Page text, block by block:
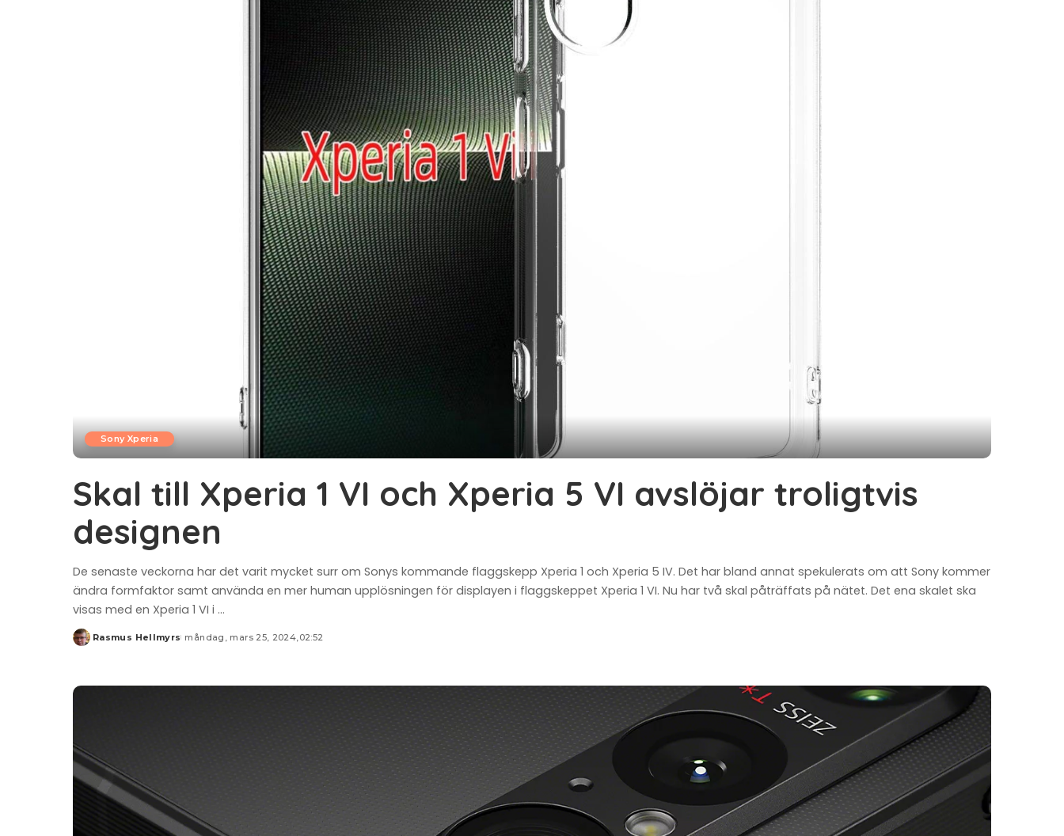
Sony Xperia
Skal till Xperia 1 VI och Xperia 5 VI avslöjar troligtvis
designen
De senaste veckorna har det varit mycket surr om Sonys kommande flaggskepp Xperia 1 och Xperia 5 IV. Det har bland annat spekulerats om att Sony kommer
ändra formfaktor samt använda en mer human upplösningen för displayen i flaggskeppet Xperia 1 VI. Nu har två skal påträffats på nätet. Det ena skalet ska
visas med en Xperia 1 VI i ...
Posted
Rasmus Hellmyrs måndag, mars 25, 2024,02:52